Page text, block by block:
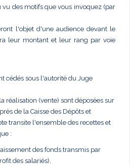
vu des motifs que vous invoquez (par
l'objet d'une audience devant le
leur montant et leur rang par voie
cédés sous l'autorité du Juge
réalisation (vente) sont déposées sur
de la Caisse des Dépôts et
transite l'ensemble des recettes et
:
des fonds transmis par
des salariés),